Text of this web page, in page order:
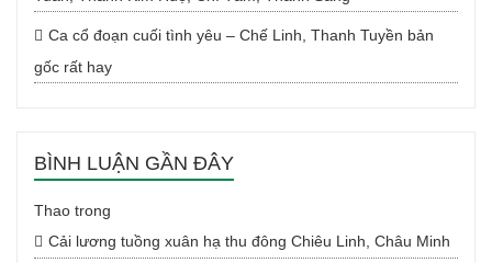
Ca cổ đoạn cuối tình yêu – Chế Linh, Thanh Tuyền bản
gốc rất hay
BÌNH LUẬN GẦN ĐÂY
Thao trong
Cải lương tuồng xuân hạ thu đông Chiêu Linh, Châu Minh